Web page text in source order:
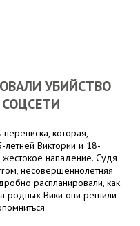
УБИЙСТВО
переписка, которая,
Виктории и 18-
нападение. Судя
несовершеннолетняя
распланировали, как
родных Вики они решили